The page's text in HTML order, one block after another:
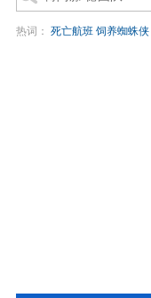
热词： 死亡航班 饲养蜘蛛侠